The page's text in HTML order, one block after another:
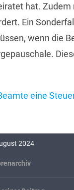
hat. Zudem
Ein
wenn die
eine
2024